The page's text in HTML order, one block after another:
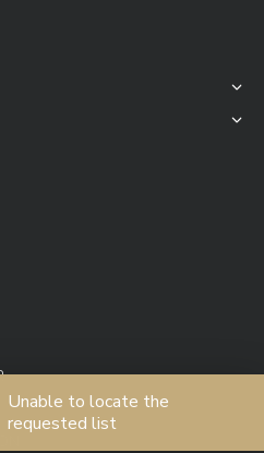
Unable to locate the
requested list